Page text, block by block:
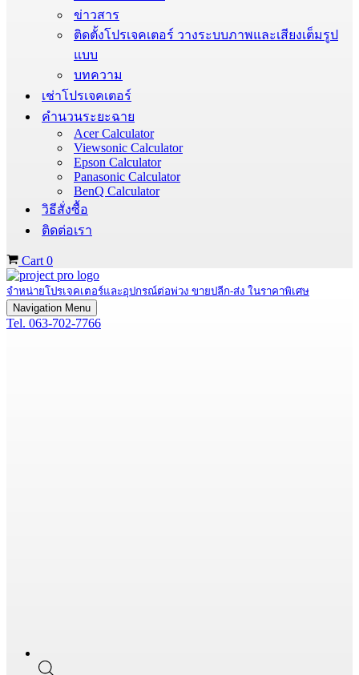
ข่าวสาร
ติดตั้งโปรเจคเตอร์ วางระบบภาพและเสียงเต็มรูป
แบบ
บทความ
เช่าโปรเจคเตอร์
คำนวนระยะฉาย
Acer Calculator
Viewsonic Calculator
Epson Calculator
Panasonic Calculator
BenQ Calculator
วิธีสั่งซื้อ
ติดต่อเรา
Cart 0
จำหน่ายโปรเจคเตอร์และอุปกรณ์ต่อพ่วง ขายปลีก-ส่ง ในราคาพิเศษ
Navigation Menu
Tel. 063-702-7766